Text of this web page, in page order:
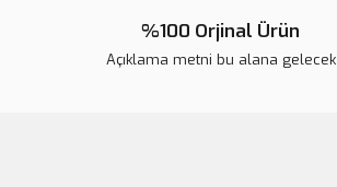
%100 Orjinal Ürün
Açıklama metni bu alana gelecek